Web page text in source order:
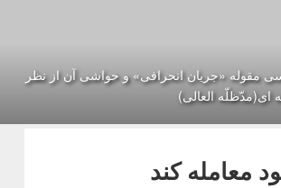
مقوله «جریان انحرافی» و حواشی آن از نظر
ای(مدّظلّه العالی)
معامله کند